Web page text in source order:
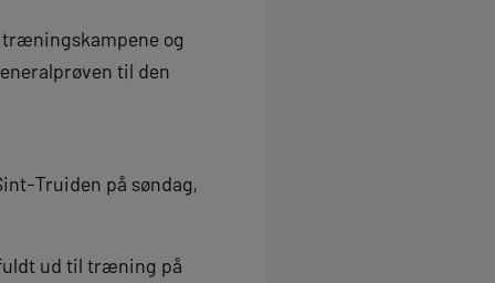
og
til den
Truiden på søndag,
ud til træning på